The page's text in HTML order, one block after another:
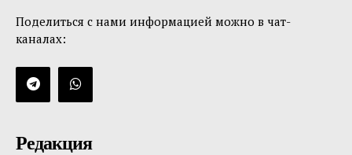
Поделиться с нами информацией можно в чат-
каналах:
Редакция